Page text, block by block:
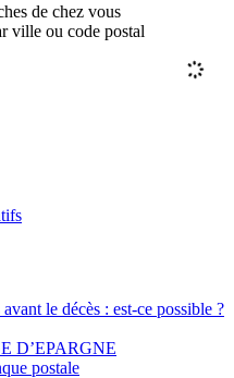
de chez vous
ville ou code postal
le décès : est-ce possible ?
D’EPARGNE
postale